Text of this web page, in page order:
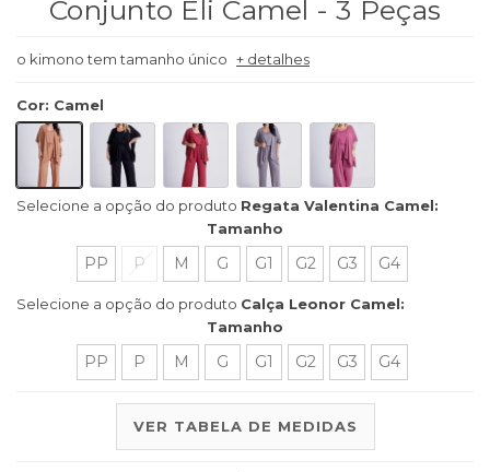
Conjunto Eli Camel - 3 Peças
o kimono tem tamanho único + detalhes
Cor: Camel
Selecione a opção do produto Regata Valentina Camel:
Tamanho
PP P M G G1 G2 G3 G4
Selecione a opção do produto Calça Leonor Camel:
Tamanho
PP P M G G1 G2 G3 G4
VER TABELA DE MEDIDAS